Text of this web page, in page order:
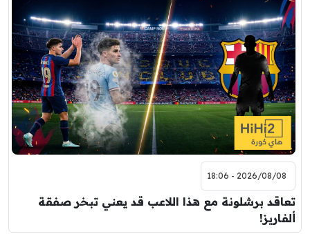
2026/08/08 - 18:06
تعاقد برشلونة مع هذا اللاعب قد يعني تبخر صفقة
ألفاريز!